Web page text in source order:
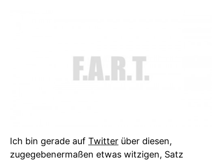
Ich bin gerade auf Twitter über diesen,
zugegebenermaßen etwas witzigen, Satz